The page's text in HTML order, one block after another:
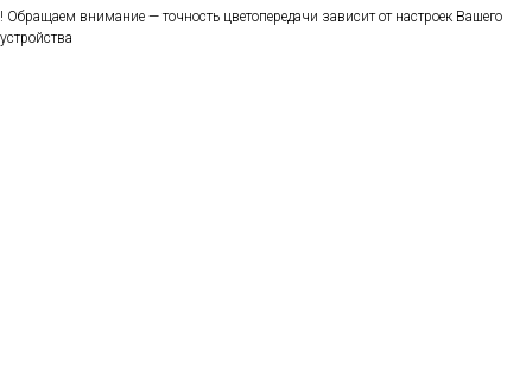
! Обращаем внимание — точность цветопередачи зависит от настроек Вашего
устройства